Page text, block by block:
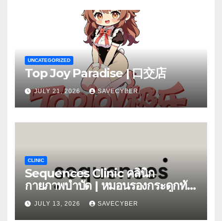
UNCATEGORIZED
Top Joy Paradise | 口交店
JULY 21, 2026 SAVECYBER
CLINIC
Sequences Clinic คลินิก
กายภาพบำบัด | หมอนรองกระดูกทับ
เส้นJULY 13, 2026 SAVECYBER